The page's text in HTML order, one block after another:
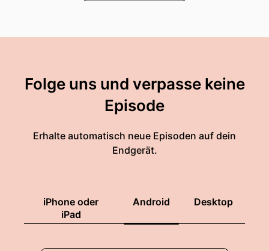
Folge uns und verpasse keine
Episode
Erhalte automatisch neue Episoden auf dein
Endgerät.
iPhone oder
iPad
Android Desktop